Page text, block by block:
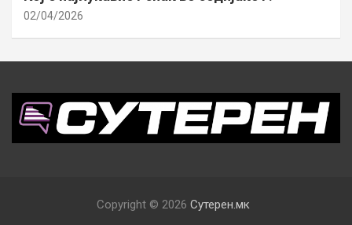
02/04/2026
Copyright © 2026 Сутерен.мк